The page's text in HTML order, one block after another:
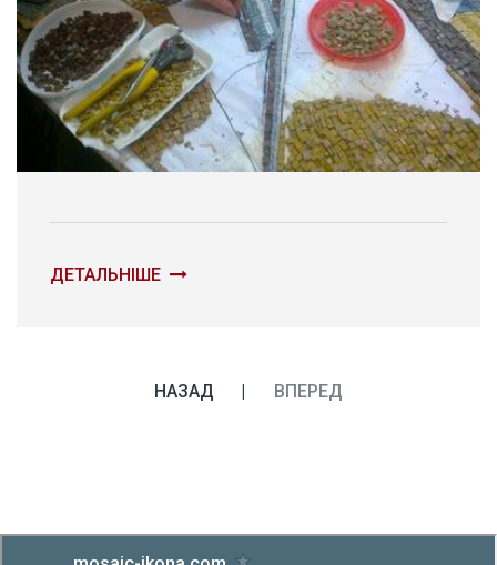
ДЕТАЛЬНІШЕ
НАЗАД ВПЕРЕД